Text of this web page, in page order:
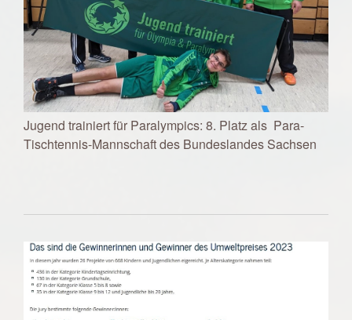
Jugend trainiert für Paralympics: 8. Platz als Para-
Tischtennis-Mannschaft des Bundeslandes Sachsen